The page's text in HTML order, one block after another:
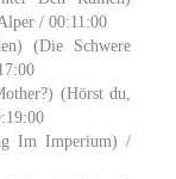
/ 00:11:00
(Die Schwere
(Hörst du,
Im Imperium) /